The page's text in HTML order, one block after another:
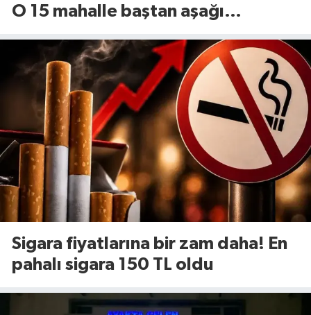
O 15 mahalle baştan aşağı
Sigara fiyatlarına bir zam daha! En
pahalı sigara 150 TL oldu